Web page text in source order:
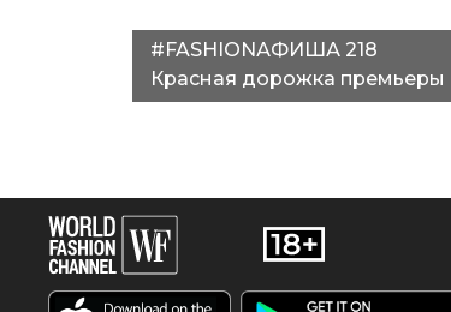
#FASHIONАФИША 218
Красная дорожка премьеры
«Петровы в гриппе», новая